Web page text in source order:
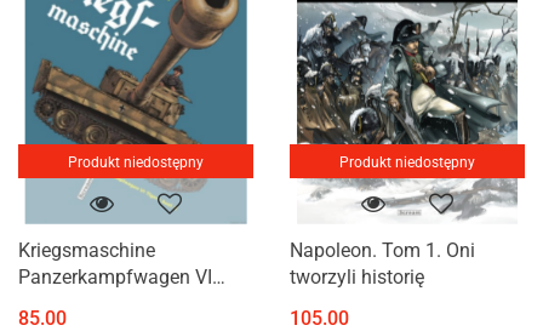
Produkt niedostępny
Kriegsmaschine
Panzerkampfwagen VI
85.00
Produkt niedostępny
Napoleon. Tom 1. Oni
tworzyli historię
105.00